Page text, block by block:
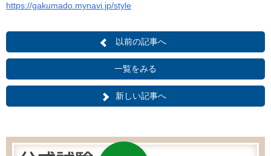
https://gakumado.mynavi.jp/style
以前の記事へ
一覧をみる
新しい記事へ